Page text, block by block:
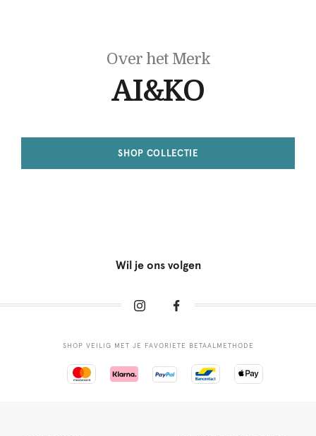
Over het Merk
AI&KO
SHOP COLLECTIE
Wil je ons volgen
SHOP VEILIG MET JE FAVORIETE BETAALMETHODE